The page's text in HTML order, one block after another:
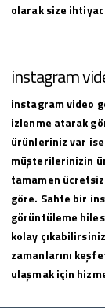
olarak size
instagram
instagramvideo
izlenme atarak
ürünleriniz var
müşterilerinizin
tamamen
göre. Sahte bir
görüntüleme
kolay
zamanlarını
ulaşmak için